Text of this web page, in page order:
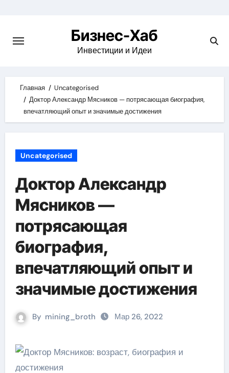
content
Бизнес-Хаб
Инвестиции и Идеи
Главная
Uncategorised
Доктор Александр Мясников — потрясающая биография,
впечатляющий опыт и значимые достижения
Uncategorised
Доктор Александр
Мясников —
потрясающая
биография,
впечатляющий опыт и
значимые достижения
By mining_broth Мар 26, 2022